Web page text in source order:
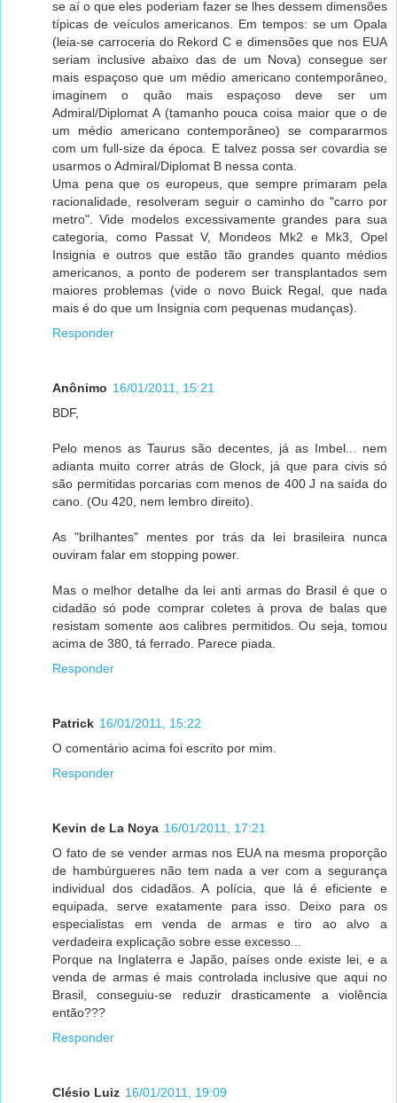
se aí o que eles poderiam fazer se lhes dessem dimensões
típicas de veículos americanos. Em tempos: se um Opala
(leia-se carroceria do Rekord C e dimensões que nos EUA
seriam inclusive abaixo das de um Nova) consegue ser
mais espaçoso que um médio americano contemporâneo,
imaginem o quão mais espaçoso deve ser um
Admiral/Diplomat A (tamanho pouca coisa maior que o de
um médio americano contemporâneo) se compararmos
com um full-size da época. E talvez possa ser covardia se
usarmos o Admiral/Diplomat B nessa conta.
Uma pena que os europeus, que sempre primaram pela
racionalidade, resolveram seguir o caminho do "carro por
metro". Vide modelos excessivamente grandes para sua
categoria, como Passat V, Mondeos Mk2 e Mk3, Opel
Insignia e outros que estão tão grandes quanto médios
americanos, a ponto de poderem ser transplantados sem
maiores problemas (vide o novo Buick Regal, que nada
mais é do que um Insignia com pequenas mudanças).
Responder
Anônimo 16/01/2011, 15:21
BDF,
Pelo menos as Taurus são decentes, já as Imbel... nem
adianta muito correr atrás de Glock, já que para civis só
são permitidas porcarias com menos de 400 J na saída do
cano. (Ou 420, nem lembro direito).
As "brilhantes" mentes por trás da lei brasileira nunca
ouviram falar em stopping power.
Mas o melhor detalhe da lei anti armas do Brasil é que o
cidadão só pode comprar coletes à prova de balas que
resistam somente aos calibres permitidos. Ou seja, tomou
acima de 380, tá ferrado. Parece piada.
Responder
Patrick 16/01/2011, 15:22
O comentário acima foi escrito por mim.
Responder
Kevin de La Noya 16/01/2011, 17:21
O fato de se vender armas nos EUA na mesma proporção
de hambúrgueres não tem nada a ver com a segurança
individual dos cidadãos. A polícia, que lá é eficiente e
equipada, serve exatamente para isso. Deixo para os
especialistas em venda de armas e tiro ao alvo a
verdadeira explicação sobre esse excesso...
Porque na Inglaterra e Japão, países onde existe lei, e a
venda de armas é mais controlada inclusive que aqui no
Brasil, conseguiu-se reduzir drasticamente a violência
então???
Responder
Clésio Luiz 16/01/2011, 19:09